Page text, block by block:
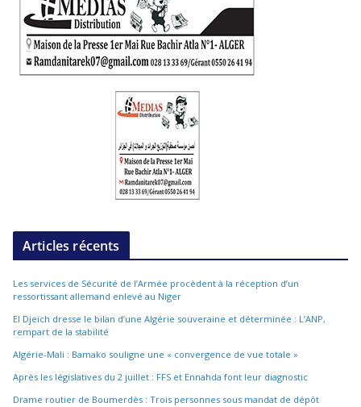
Articles récents
Les services de Sécurité de l’Armée procèdent à la réception d’un
ressortissant allemand enlevé au Niger
El Djeïch dresse le bilan d’une Algérie souveraine et déterminée : L’ANP,
rempart de la stabilité
Algérie-Mali : Bamako souligne une « convergence de vue totale »
Après les législatives du 2 juillet : FFS et Ennahda font leur diagnostic
Drame routier de Boumerdès : Trois personnes sous mandat de dépôt